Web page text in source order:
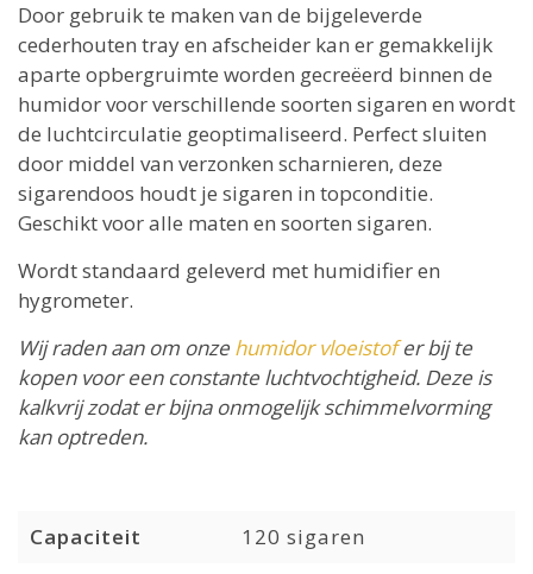
Door gebruik te maken van de bijgeleverde
cederhouten tray en afscheider kan er gemakkelijk
aparte opbergruimte worden gecreëerd binnen de
humidor voor verschillende soorten sigaren en wordt
de luchtcirculatie geoptimaliseerd. Perfect sluiten
door middel van verzonken scharnieren, deze
sigarendoos houdt je sigaren in topconditie.
Geschikt voor alle maten en soorten sigaren.
Wordt standaard geleverd met humidifier en
hygrometer.
Wij raden aan om onze humidor vloeistofer bij te
kopen voor een constante luchtvochtigheid. Deze is
kalkvrij zodat er bijna onmogelijk schimmelvorming
kan optreden.
Capaciteit
120 sigaren